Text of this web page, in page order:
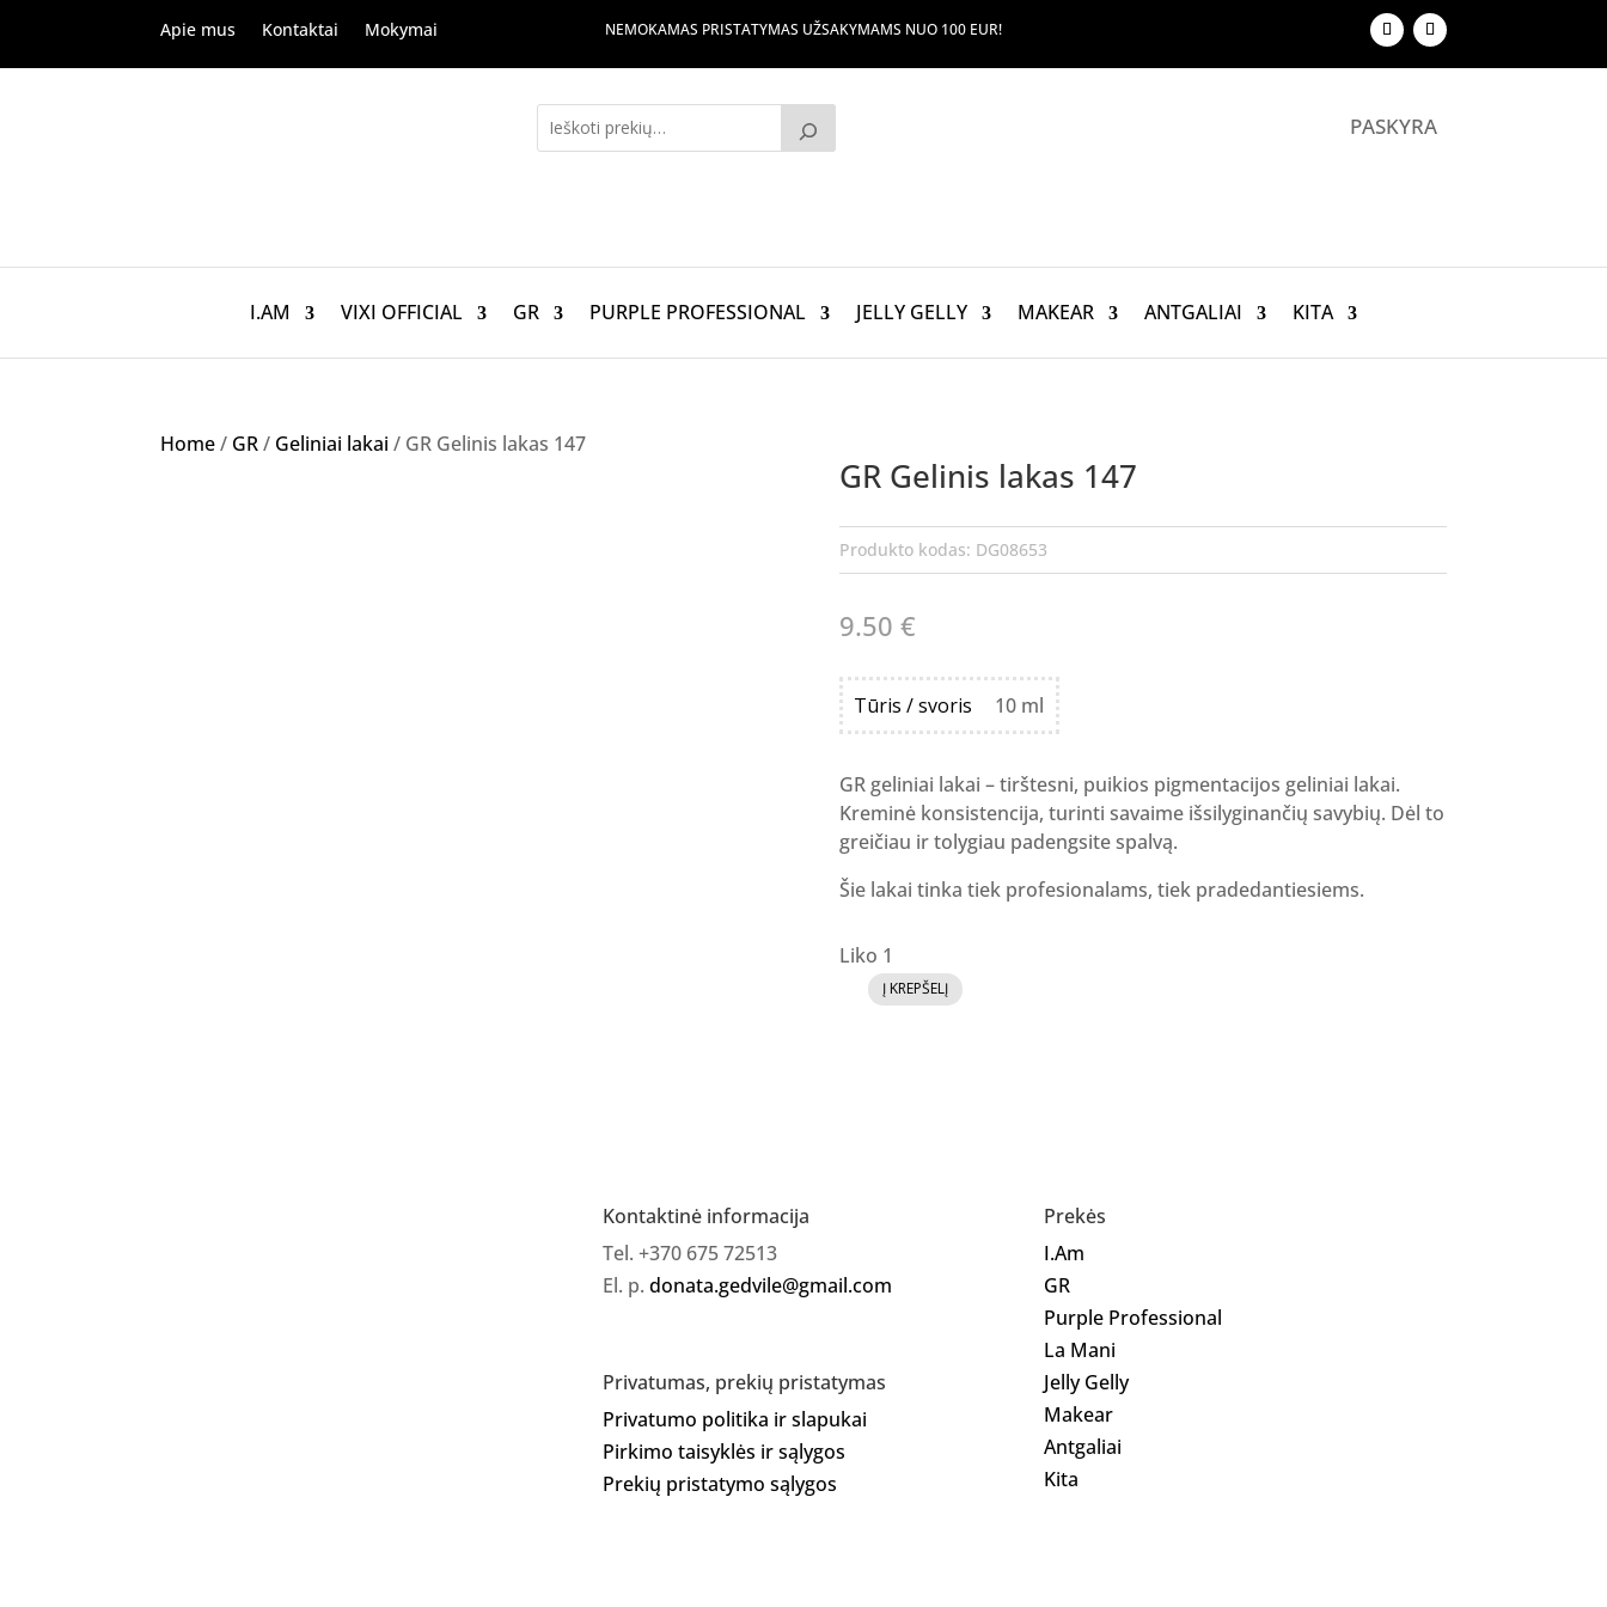
Apie mus Kontaktai Mokymai NEMOKAMAS PRISTATYMAS UŽSAKYMAMS NUO 100 EUR!
PASKYRA
I.AM VIXI OFFICIAL GR PURPLE PROFESSIONAL JELLY GELLY MAKEAR ANTGALIAI KITA
Home/ GR/ Geliniai lakai / GR Gelinis lakas 147
GR Gelinis lakas 147
Produkto kodas: DG08653
9.50 €
Tūris / svoris 10 ml
GR geliniai lakai – tirštesni, puikios pigmentacijos geliniai lakai.
Kreminė konsistencija, turinti savaime išsilyginančių savybių. Dėl to
greičiau ir tolygiau padengsite spalvą.
Šie lakai tinka tiek profesionalams, tiek pradedantiesiems.
Liko 1
produkto
Į KREPŠELĮ
Kontaktinė informacija
Tel. +370 675 72513
El. p. donata.gedvile@gmail.com
Privatumas, prekių pristatymas
Privatumo politika ir slapukai
Pirkimo taisyklės ir sąlygos
Prekių pristatymo sąlygos
Prekės
I.Am
GR
Purple Professional
La Mani
Jelly Gelly
Makear
Antgaliai
Kita